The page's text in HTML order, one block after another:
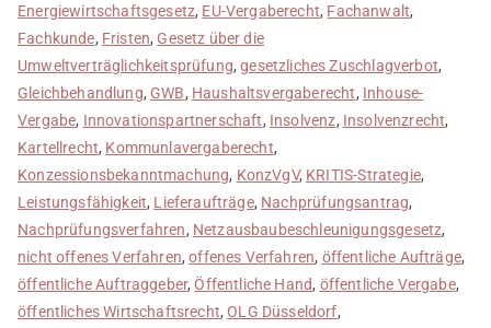
Energiewirtschaftsgesetz, EU-Vergaberecht, Fachanwalt,
Fachkunde, Fristen, Gesetz über die
Umweltverträglichkeitsprüfung,gesetzliches Zuschlagverbot,
Gleichbehandlung, GWB, Haushaltsvergaberecht, Inhouse-
Vergabe, Innovationspartnerschaft, Insolvenz, Insolvenzrecht,
Kartellrecht, Kommunlavergaberecht,
Konzessionsbekanntmachung, KonzVgV, KRITIS-Strategie,
Leistungsfähigkeit, Lieferaufträge, Nachprüfungsantrag,
Nachprüfungsverfahren, Netzausbaubeschleunigungsgesetz,
nicht offenes Verfahren,offenes Verfahren, öffentliche Aufträge,
öffentliche Auftraggeber,Öffentliche Hand, öffentliche Vergabe,
öffentliches Wirtschaftsrecht,OLG Düsseldorf,